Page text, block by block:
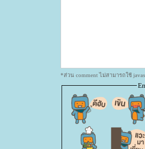
*ส่วน comment ไม่สามารถใช้